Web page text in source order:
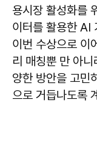
용시장 활성화를
이터를 활용한 AI
이번 수상으로 이
리 매칭뿐 만 아
양한 방안을 고민
으로 거듭나도록